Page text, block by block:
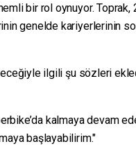
bir rol oynuyor. Toprak,
genelde kariyerlerinin
ilgili şu sözleri
kalmaya devam
başlayabilirim."